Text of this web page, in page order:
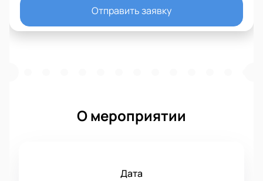
Отправить заявку
О мероприятии
Дата